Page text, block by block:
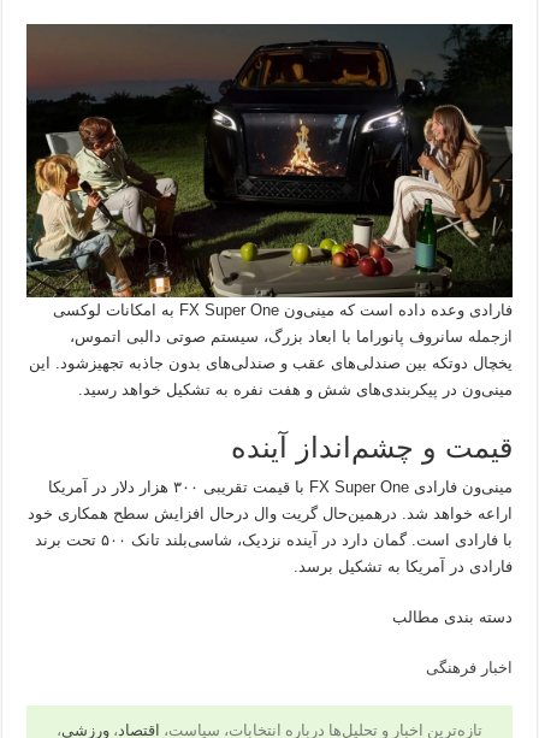
فارادی وعده داده است که مینی‌ون FX Super One به امکانات لوکسی
ازجمله سانروف پانوراما با ابعاد بزرگ، سیستم صوتی دالبی اتموس،
یخچال دوتکه بین صندلی‌های عقب و صندلی‌های بدون جاذبه تجهیزشود. این
مینی‌ون در پیکربندی‌های شش و هفت نفره به تشکیل خواهد رسید.
قیمت و چشم‌انداز آینده
مینی‌ون فارادی FX Super One با قیمت تقریبی ۳۰۰ هزار دلار در آمریکا
اراعه خواهد شد. درهمین‌حال گریت وال درحال افزایش سطح همکاری خود
با فارادی است. گمان دارد در آینده نزدیک، شاسی‌بلند تانک ۵۰۰ تحت برند
فارادی در آمریکا به تشکیل برسد.
دسته بندی مطالب
اخبار فرهنگی
تازه‌ترین اخبار و تحلیل‌ها درباره انتخابات، سیاست، اقتصاد ، ورزشی،